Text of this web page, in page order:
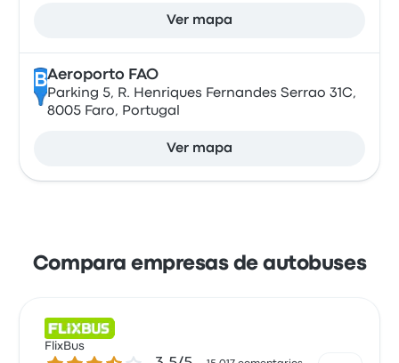
Ver mapa
BAeroporto FAO
Parking 5, R. Henriques Fernandes Serrao 31C,
8005 Faro, Portugal
Ver mapa
Compara empresas de autobuses
FlixBus